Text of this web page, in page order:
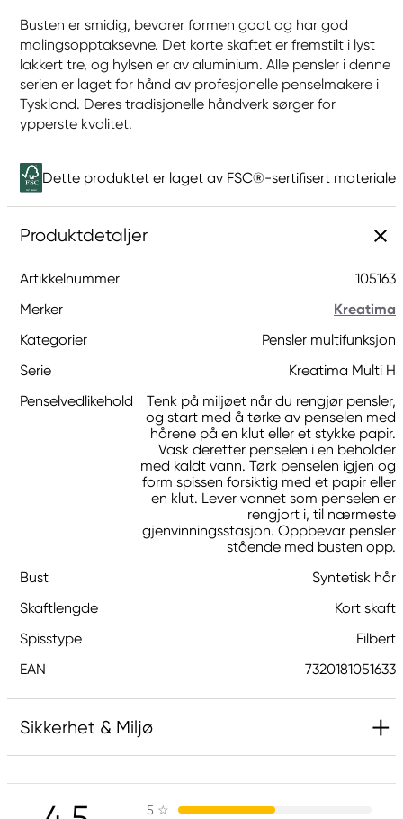
Busten er smidig, bevarer formen godt og har god
malingsopptaksevne. Det korte skaftet er fremstilt i lyst
lakkert tre, og hylsen er av aluminium. Alle pensler i denne
serien er laget for hånd av profesjonelle penselmakere i
Tyskland. Deres tradisjonelle håndverk sørger for
ypperste kvalitet.
Dette produktet er laget av FSC®-sertifisert materiale
Produktdetaljer
Artikkelnummer
105163
Merker
Kreatima
Kategorier
Pensler multifunksjon
Serie
Kreatima Multi H
Penselvedlikehold
Tenk på miljøet når du rengjør pensler,
og start med å tørke av penselen med
hårene på en klut eller et stykke papir.
Vask deretter penselen i en beholder
med kaldt vann. Tørk penselen igjen og
form spissen forsiktig med et papir eller
en klut. Lever vannet som penselen er
rengjort i, til nærmeste
gjenvinningsstasjon. Oppbevar pensler
stående med busten opp.
Bust
Syntetisk hår
Skaftlengde
Kort skaft
Spisstype
Filbert
EAN
7320181051633
Sikkerhet & Miljø
Ansvarlig EU
5 ☆